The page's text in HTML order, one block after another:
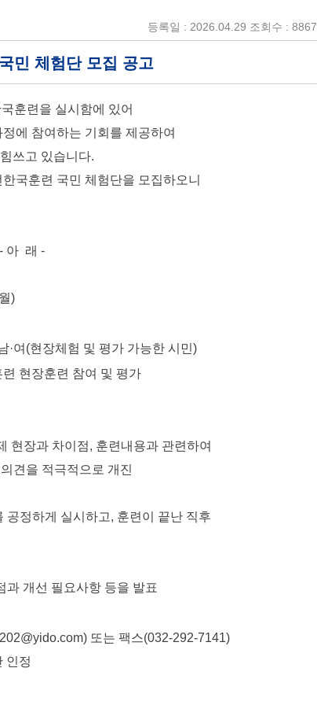
등록일 : 2026.04.29 조회수 : 8867
민 체험단 모집 공고
훈련을 실시함에 있어
에 참여하는 기회를 제공하여
쓰고 있습니다.
국훈련 국민 체험단을 모집하오니
- 아 래 -
)
여(현장체험 및 평가 가능한 시민)
현장훈련 참여 및 평가
장과 차이점, 훈련내용과 관련하여
을 적극적으로 개진
정하게 실시하고, 훈련이 끝난 직후
개선 필요사항 등을 발표
또는 팩스(032-292-7141)
인정